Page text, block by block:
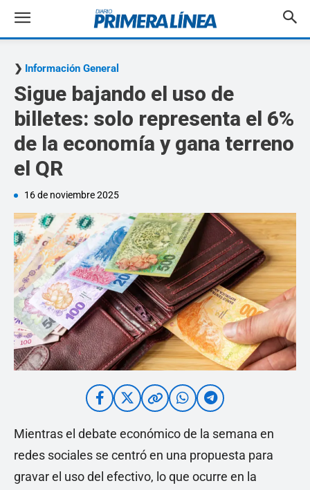
Información General
Sigue bajando el uso de
billetes: solo representa el 6%
de la economía y gana terreno
el QR
16 de noviembre 2025
Mientras el debate económico de la semana en
redes sociales se centró en una propuesta para
gravar el uso del efectivo, lo que ocurre en la